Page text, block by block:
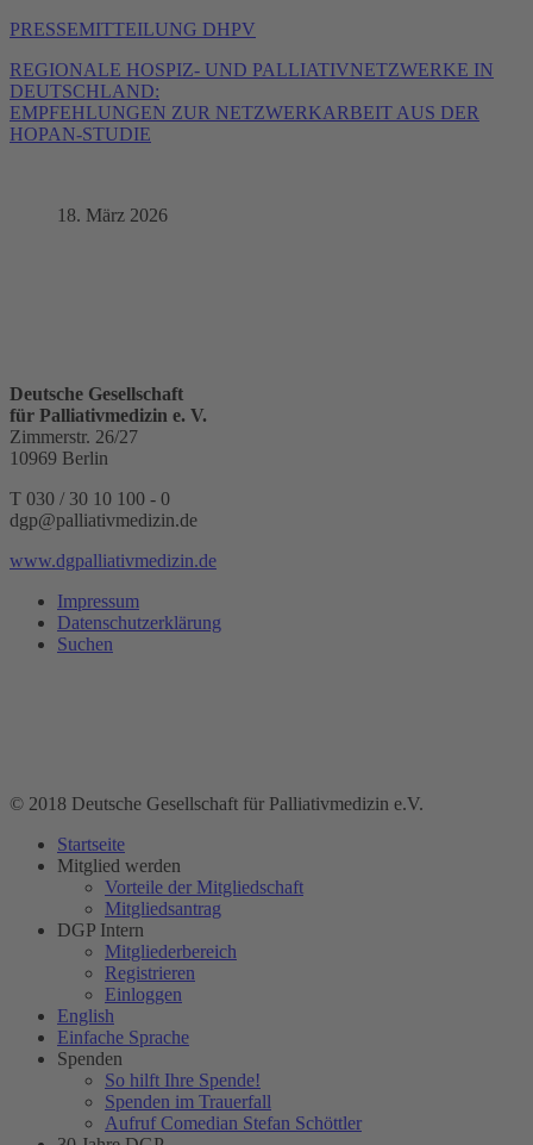
PRESSEMITTEILUNG DHPV
REGIONALE HOSPIZ- UND PALLIATIVNETZWERKE IN
DEUTSCHLAND:
EMPFEHLUNGEN ZUR NETZWERKARBEIT AUS DER
HOPAN-STUDIE
18. März 2026
Deutsche Gesellschaft
für Palliativmedizin e. V.
Zimmerstr. 26/27
10969 Berlin
T 030 / 30 10 100 - 0
dgp@palliativmedizin.de
www.dgpalliativmedizin.de
Impressum
Datenschutzerklärung
Suchen
© 2018 Deutsche Gesellschaft für Palliativmedizin e.V.
Startseite
Mitglied werden
Vorteile der Mitgliedschaft
Mitgliedsantrag
DGP Intern
Mitgliederbereich
Registrieren
Einloggen
English
Einfache Sprache
Spenden
So hilft Ihre Spende!
Spenden im Trauerfall
Aufruf Comedian Stefan Schöttler